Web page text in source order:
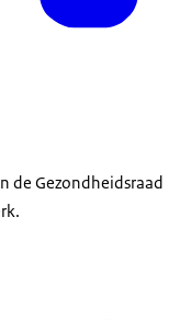
de Gezondheidsraad